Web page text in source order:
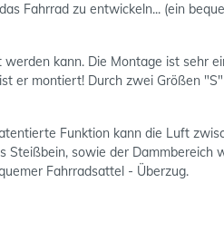
Fahrrad zu entwickeln... (ein
kann. Die Montage ist sehr
er montiert! Durch zwei Größen
Funktion kann die Luft
Steißbein, sowie der Dammbereich
Fahrradsattel - Überzug.